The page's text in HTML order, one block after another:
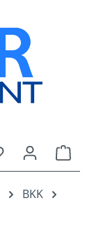
Du hast 0
BKK